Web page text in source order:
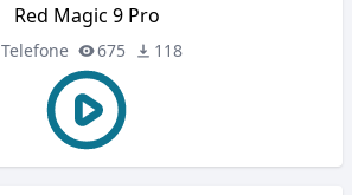
Red Magic 9 Pro
Telefone 675 118